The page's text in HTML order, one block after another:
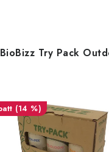
BioBizz Try Pack
(14 %)